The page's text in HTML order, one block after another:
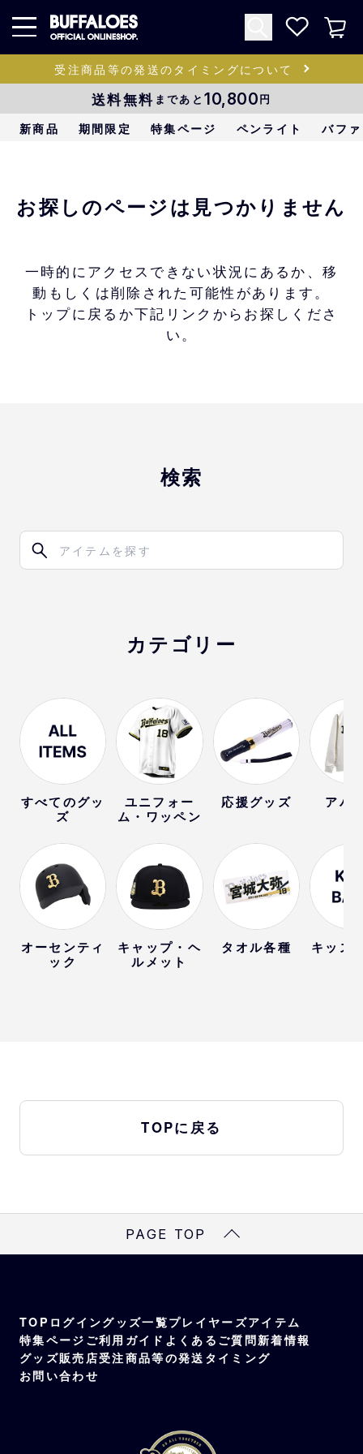
受注商品等の発送のタイミングについて
送料無料 まであと 10,800円
新商品 期間限定 特集ページ ペンライト バフ
お探しのページは見つかりません
一時的にアクセスできない状況にあるか、移
動もしくは削除された可能性があります。
トップに戻るか下記リンクからお探しくださ
い。
検索
カテゴリー
すべてのグッ
ズ
オーセンティ
ック
ユニフォー
ム・ワッペン
キャップ・ヘ
ルメット
応援グッズ
タオル各種
アパ
キッズ
TOPに戻る
PAGE TOP
TOP ログイングッズ一覧プレイヤーズアイテム
特集ページ ご利用ガイド よくあるご質問新着情報
グッズ販売店受注商品等の発送タイミング
お問い合わせ